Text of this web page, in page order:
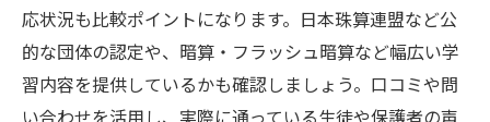
応状況も比較ポイントになります。日本珠算連盟など公
的な団体の認定や、暗算・フラッシュ暗算など幅広い学
習内容を提供しているかも確認しましょう。口コミや問